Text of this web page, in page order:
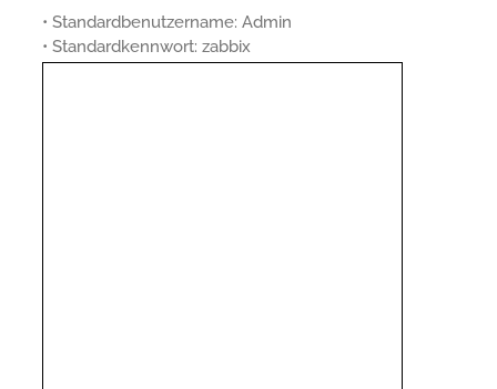
• Standardbenutzername: Admin
• Standardkennwort: zabbix